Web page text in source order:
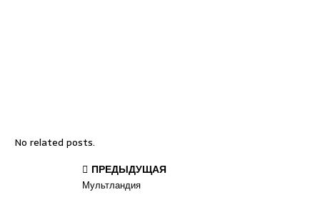
No related posts.
ПРЕДЫДУЩАЯ
Мультландия